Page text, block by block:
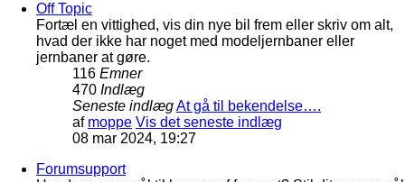
Off Topic
Fortæl en vittighed, vis din nye bil frem eller skriv om alt,
hvad der ikke har noget med modeljernbaner eller
jernbaner at gøre.
116 Emner
470 Indlæg
Seneste indlægAt gå til bekendelse….
af moppe Vis det seneste indlæg
08 mar 2024, 19:27
Forumsupport